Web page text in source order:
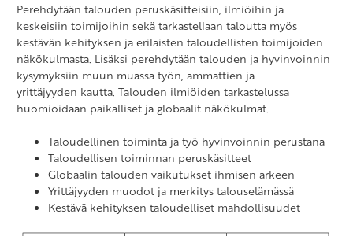
Perehdytään talouden peruskäsitteisiin, ilmiöihin ja
keskeisiin toimijoihin sekä tarkastellaan taloutta myös
kestävän kehityksen ja erilaisten taloudellisten toimijoiden
näkökulmasta. Lisäksi perehdytään talouden ja hyvinvoinnin
kysymyksiin muun muassa työn, ammattien ja
yrittäjyyden kautta. Talouden ilmiöiden tarkastelussa
huomioidaan paikalliset ja globaalit näkökulmat.
Taloudellinen toiminta ja työ hyvinvoinnin perustana
Taloudellisen toiminnan peruskäsitteet
Globaalin talouden vaikutukset ihmisen arkeen
Yrittäjyyden muodot ja merkitys talouselämässä
Kestävä kehityksen taloudelliset mahdollisuudet